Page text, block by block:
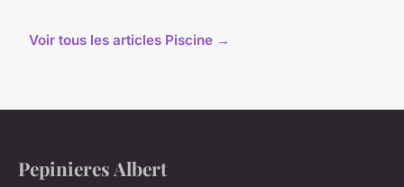
Voir tous les articles Piscine →
Pepinieres Albert